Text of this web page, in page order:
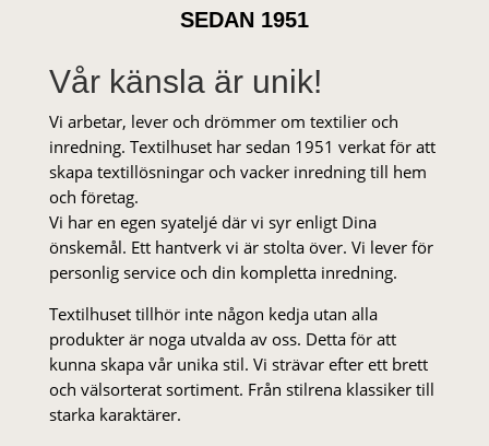
SEDAN 1951
Vår känsla är unik!
Vi arbetar, lever och drömmer om textilier och
inredning. Textilhuset har sedan 1951 verkat för att
skapa textillösningar och vacker inredning till hem
och företag.
Vi har en egen syateljé där vi syr enligt Dina
önskemål. Ett hantverk vi är stolta över. Vi lever för
personlig service och din kompletta inredning.
Textilhuset tillhör inte någon kedja utan alla
produkter är noga utvalda av oss. Detta för att
kunna skapa vår unika stil. Vi strä­var efter ett brett
och välsorterat sor­ti­ment. Från stil­rena klas­siker till
starka karaktärer.